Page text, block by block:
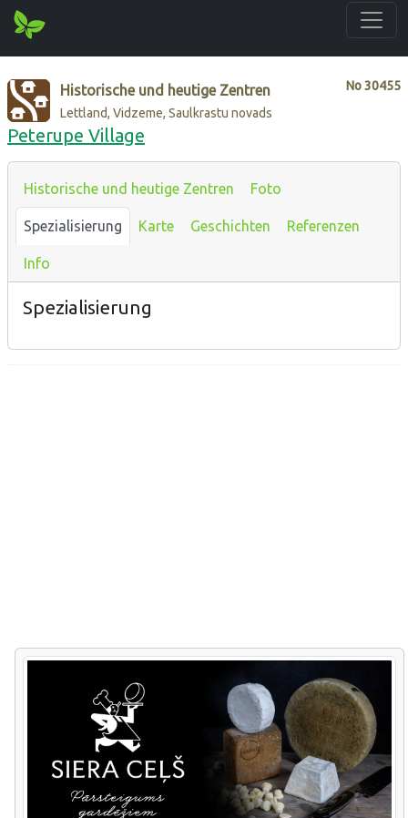
No30455
Historische und heutige Zentren
Lettland, Vidzeme, Saulkrastu novads
Peterupe Village
Historische und heutige Zentren Foto
Spezialisierung Karte Geschichten Referenzen
Info
Spezialisierung